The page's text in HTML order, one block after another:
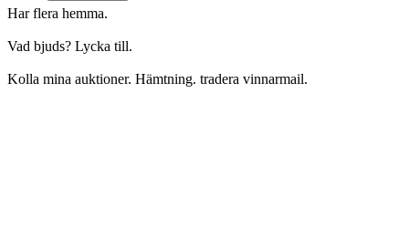
Har flera hemma.
Vad bjuds? Lycka till.
Kolla mina auktioner. Hämtning. tradera vinnarmail.